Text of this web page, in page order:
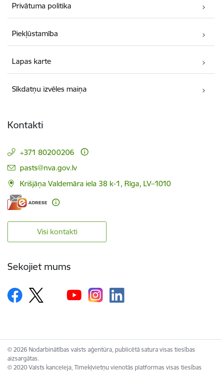
Privātuma politika
Piekļūstamība
Lapas karte
Sīkdatņu izvēles maiņa
Kontakti
+371 80200206
E-pasts:
pasts@nva.gov.lv
Krišjāņa Valdemāra iela 38 k-1, Rīga, LV–1010
Visi kontakti
Sekojiet mums
© 2026 Nodarbinātības valsts aģentūra, publicētā satura visas tiesības
aizsargātas.
© 2020 Valsts kanceleja, Tīmekļvietņu vienotās platformas visas tiesības